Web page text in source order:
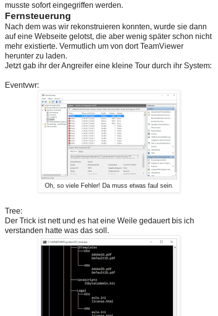
musste sofort eingegriffen werden.
Fernsteuerung
Nach dem was wir rekonstruieren konnten, wurde sie dann
auf eine Webseite gelotst, die aber wenig später schon nicht
mehr existierte. Vermutlich um von dort TeamViewer
herunter zu laden.
Jetzt gab ihr der Angreifer eine kleine Tour durch ihr System:
Eventvwr:
Oh, so viele Fehler! Da muss etwas faul sein.
Tree:
Der Trick ist nett und es hat eine Weile gedauert bis ich
verstanden hatte was das soll.